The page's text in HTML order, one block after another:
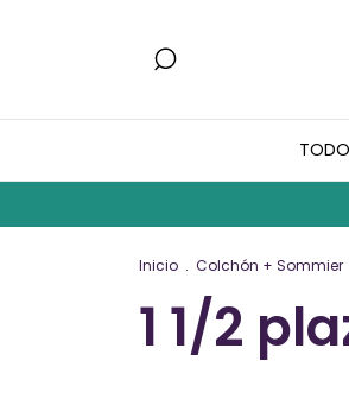
Inicio . Colchón + Sommier
1 1/2